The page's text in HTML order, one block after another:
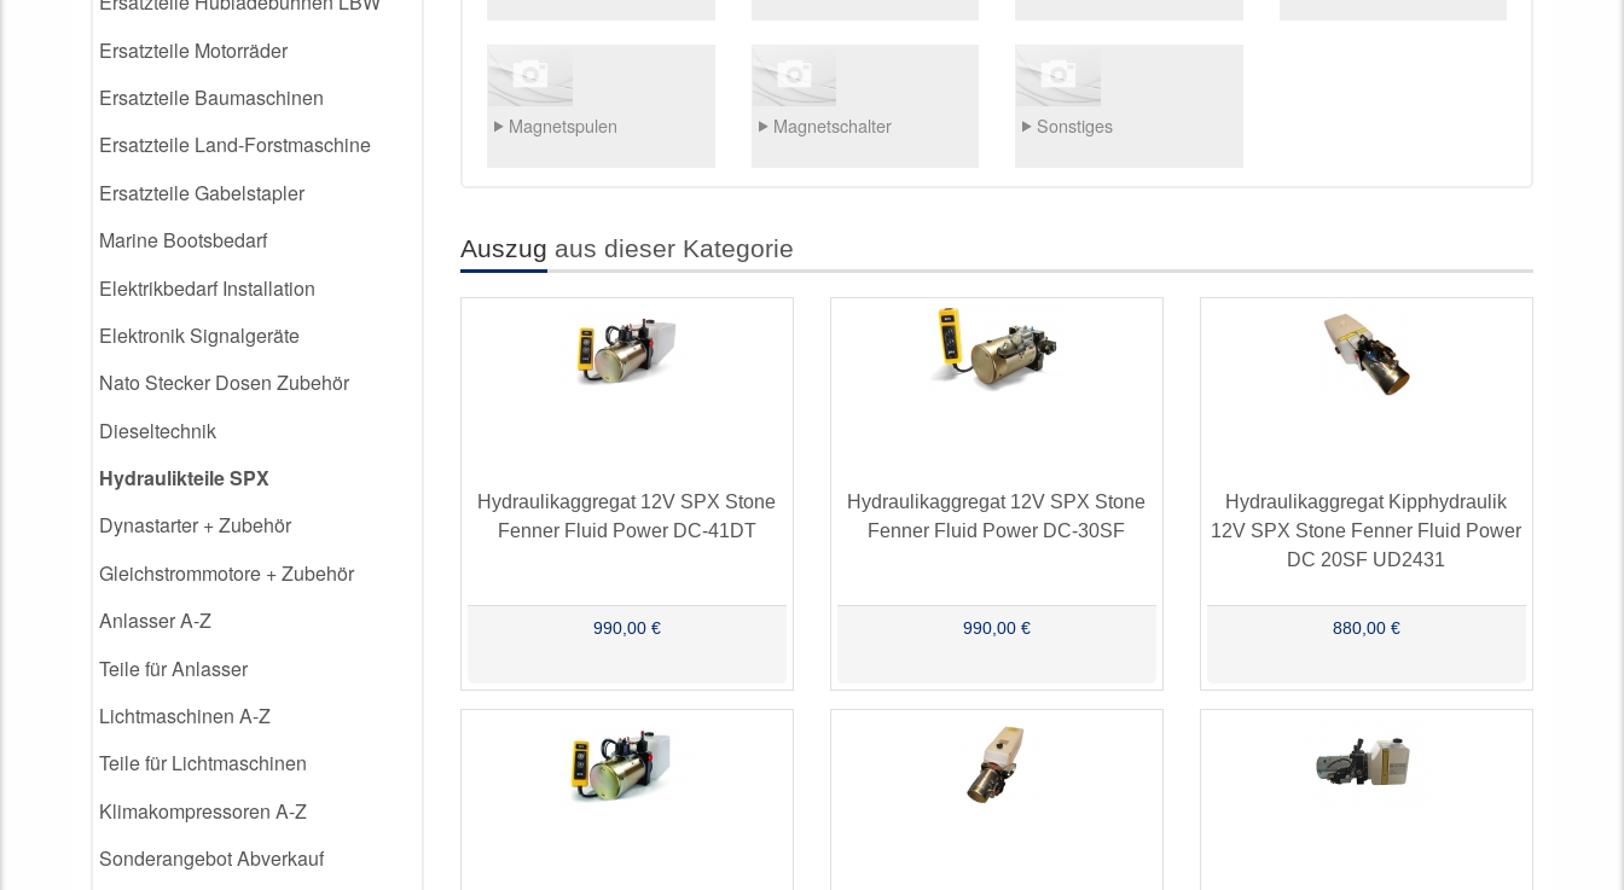
Ersatzteile Motorräder
Ersatzteile Baumaschinen
Ersatzteile Land-Forstmaschine
Ersatzteile Gabelstapler
Marine Bootsbedarf
Elektrikbedarf Installation
Elektronik Signalgeräte
Nato Stecker Dosen Zubehör
Dieseltechnik
Hydraulikteile SPX
Dynastarter + Zubehör
Gleichstrommotore + Zubehör
Anlasser A-Z
Teile für Anlasser
Lichtmaschinen A-Z
Teile für Lichtmaschinen
Klimakompressoren A-Z
Sonderangebot Abverkauf
Magnetspulen Magnetschalter Sonstiges
Auszug aus dieser Kategorie
Hydraulikaggregat 12V SPX Stone
Fenner Fluid Power DC-41DT
990,00 €
Hydraulikaggregat 12V SPX Stone
Fenner Fluid Power DC-30SF
990,00 €
Hydraulikaggregat Kipphydraulik
12V SPX Stone Fenner Fluid Power
DC 20SF UD2431
880,00 €